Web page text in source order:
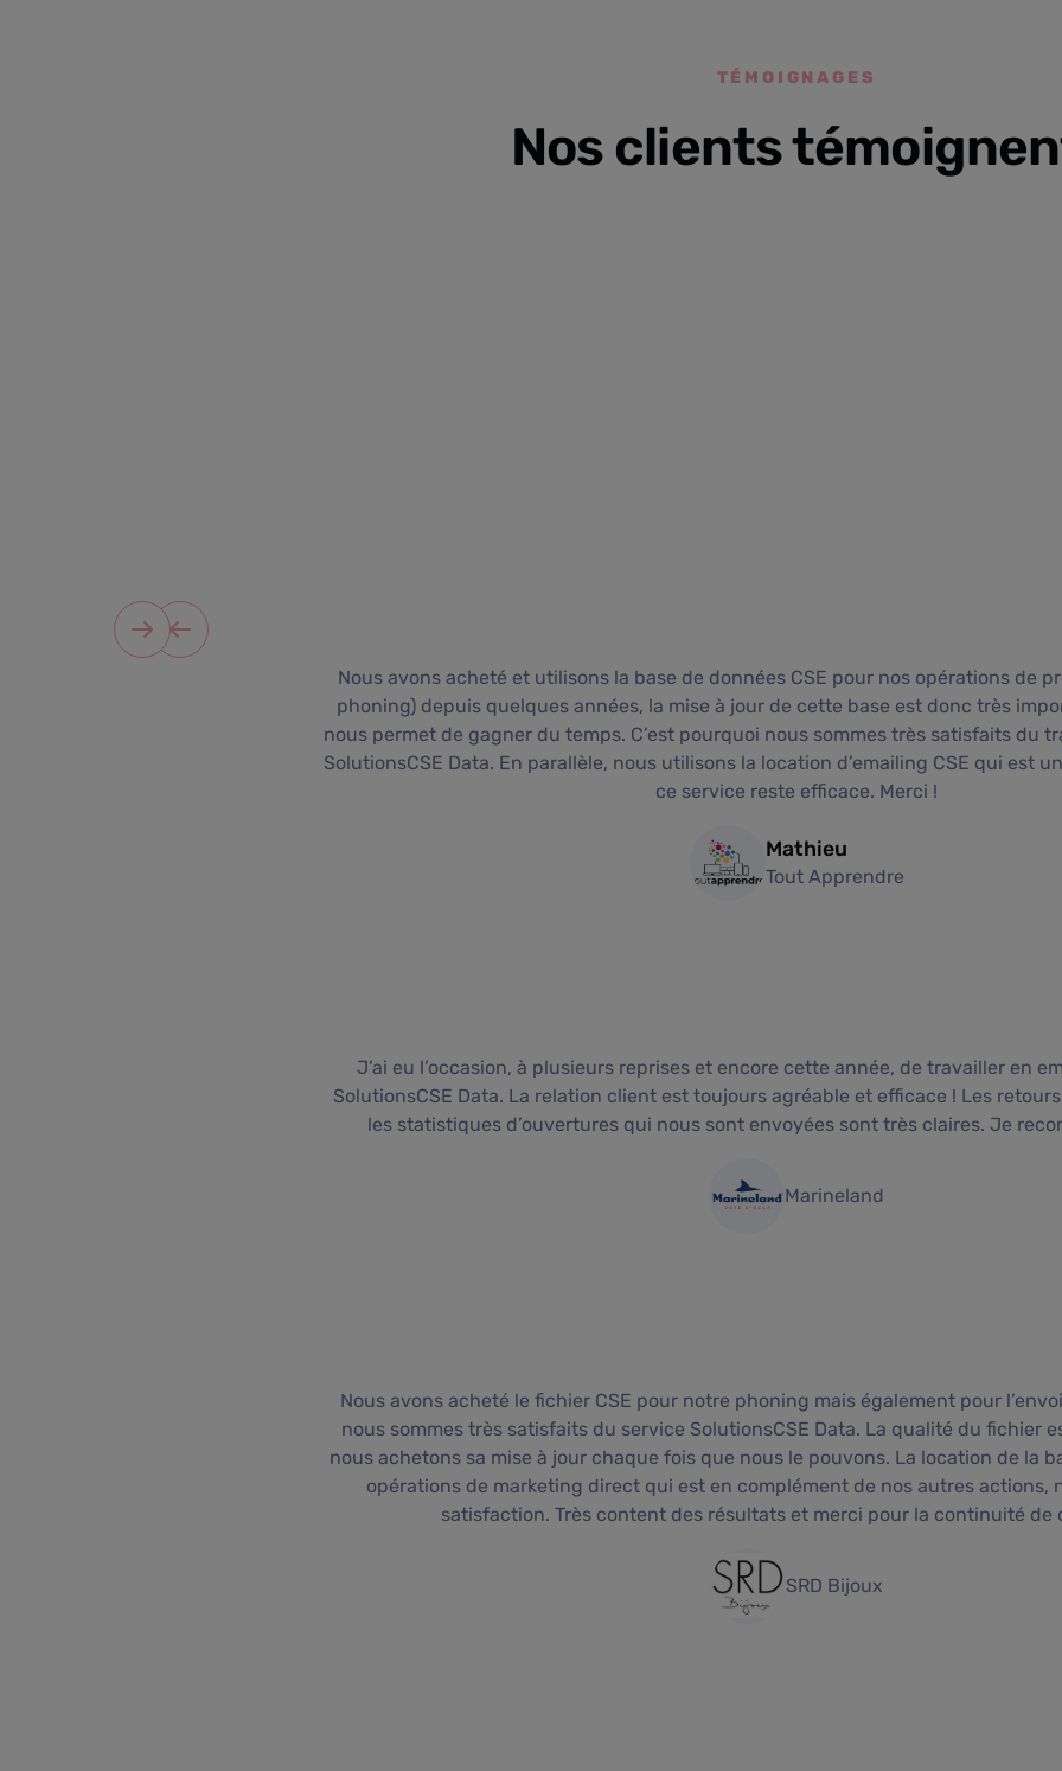
TÉMOIGNAGES
Nos clients
Nous avons acheté et utilisons la base de données CSE pour nos opérations de
phoning) depuis quelques années, la mise à jour de cette base est donc très
nous permet de gagner du temps. C’est pourquoi nous sommes très satisfaits du
SolutionsCSE Data. En parallèle, nous utilisons la location d’emailing CSE qui est
ce service reste efficace. Merci !
Mathieu
Tout Apprendre
J’ai eu l’occasion, à plusieurs reprises et encore cette année, de travailler en
SolutionsCSE Data. La relation client est toujours agréable et efficace ! Les
les statistiques d’ouvertures qui nous sont envoyées sont très claires. Je
Marineland
Nous avons acheté le fichier CSE pour notre phoning mais également pour
nous sommes très satisfaits du service SolutionsCSE Data. La qualité du fichier
nous achetons sa mise à jour chaque fois que nous le pouvons. La location de la
opérations de marketing direct qui est en complément de nos autres actions,
satisfaction. Très content des résultats et merci pour la continuité de
SRD Bijoux